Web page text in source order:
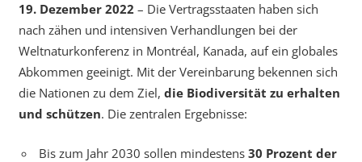
19. Dezember 2022 – Die Vertragsstaaten haben sich
nach zähen und intensiven Verhandlungen bei der
Weltnaturkonferenz in Montréal, Kanada, auf ein globales
Abkommen geeinigt. Mit der Vereinbarung bekennen sich
die Nationen zu dem Ziel, die Biodiversität zu erhalten
und schützen. Die zentralen Ergebnisse:
Bis zum Jahr 2030 sollen mindestens 30 Prozent der